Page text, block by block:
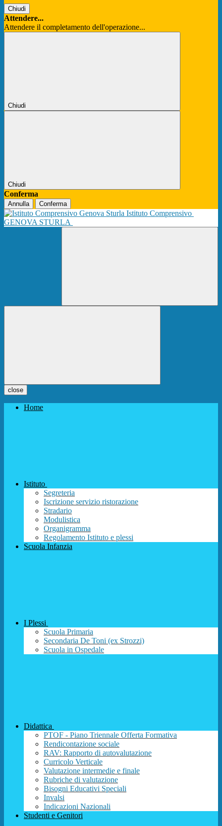
Chiudi
Attendere...
Attendere il completamento dell'operazione...
Chiudi
Chiudi
Conferma
Annulla Conferma
Istituto Comprensivo
GENOVA STURLA
close
Home
Istituto
Segreteria
Iscrizione servizio ristorazione
Stradario
Modulistica
Organigramma
Regolamento Istituto e plessi
Scuola Infanzia
I Plessi
Scuola Primaria
Secondaria De Toni (ex Strozzi)
Scuola in Ospedale
Didattica
PTOF - Piano Triennale Offerta Formativa
Rendicontazione sociale
RAV: Rapporto di autovalutazione
Curricolo Verticale
Valutazione intermedie e finale
Rubriche di valutazione
Bisogni Educativi Speciali
Invalsi
Indicazioni Nazionali
Studenti e Genitori